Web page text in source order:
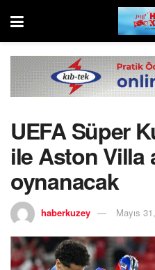
UEFA Süper
ile Aston Villa
oynanacak
haberkuzey Mayıs